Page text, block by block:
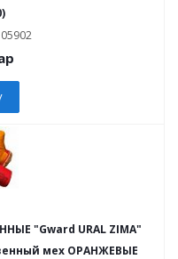
"Gward URAL ZIMA"
мех ОРАНЖЕВЫЕ